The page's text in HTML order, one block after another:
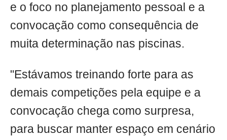
e o foco no planejamento pessoal e a
convocação como consequência de
muita determinação nas piscinas.
"Estávamos treinando forte para as
demais competições pela equipe e a
convocação chega como surpresa,
para buscar manter espaço em cenário